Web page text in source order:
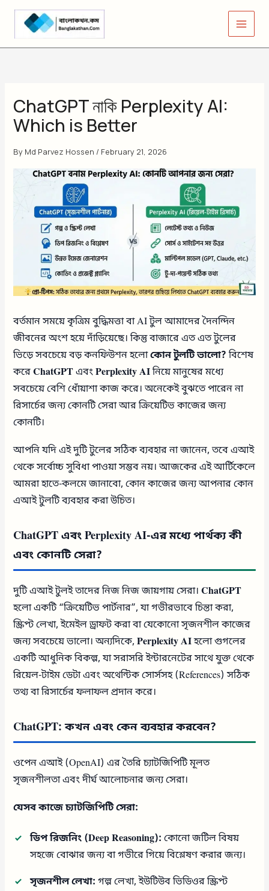
Skip
content
ChatGPT নাকি Perplexity AI:
Which is Better
By Md Parvez Hossen / February 21, 2026
বর্তমান সময়ে কৃত্রিম বুদ্ধিমত্তা বা AI টুল আমাদের দৈনন্দিন
জীবনের অংশ হয়ে দাঁড়িয়েছে। কিন্তু বাজারে এত এত টুলের
ভিড়ে সবচেয়ে বড় কনফিউশন হলোকোন টুলটি ভালো?বিশেষ
করেChatGPTএবংPerplexity AIনিয়ে মানুষের মধ্যে
সবচেয়ে বেশি ধোঁয়াশা কাজ করে। অনেকেই বুঝতে পারেন না
রিসার্চের জন্য কোনটি সেরা আর ক্রিয়েটিভ কাজের জন্য
কোনটি।
আপনি যদি এই দুটি টুলের সঠিক ব্যবহার না জানেন, তবে এআই
থেকে সর্বোচ্চ সুবিধা পাওয়া সম্ভব নয়। আজকের এই আর্টিকেলে
আমরা হাতে-কলমে জানাবো, কোন কাজের জন্য আপনার কোন
এআই টুলটি ব্যবহার করা উচিত।
ChatGPT এবং Perplexity AI-এর মধ্যে পার্থক্য কী
এবং কোনটি সেরা?
দুটি এআই টুলই তাদের নিজ নিজ জায়গায় সেরা।ChatGPT
হলো একটি “ক্রিয়েটিভ পার্টনার”, যা গভীরভাবে চিন্তা করা,
স্ক্রিপ্ট লেখা, ইমেইল ড্রাফট করা বা যেকোনো সৃজনশীল কাজের
জন্য সবচেয়ে ভালো। অন্যদিকে,Perplexity AIহলো গুগলের
একটি আধুনিক বিকল্প, যা সরাসরি ইন্টারনেটের সাথে যুক্ত থেকে
রিয়েল-টাইম ডেটা এবং অথেন্টিক সোর্সসহ (References) সঠিক
তথ্য বা রিসার্চের ফলাফল প্রদান করে।
ChatGPT: কখন এবং কেন ব্যবহার করবেন?
ওপেন এআই (OpenAI) এর তৈরি চ্যাটজিপিটি মূলত
সৃজনশীলতা এবং দীর্ঘ আলোচনার জন্য সেরা।
যেসব কাজে চ্যাটজিপিটি সেরা:
ডিপ রিজনিং (Deep Reasoning): কোনো জটিল বিষয়
সহজে বোঝার জন্য বা গভীরে গিয়ে বিশ্লেষণ করার জন্য।
সৃজনশীল লেখা: গল্প লেখা, ইউটিউব ভিডিওর স্ক্রিপ্ট